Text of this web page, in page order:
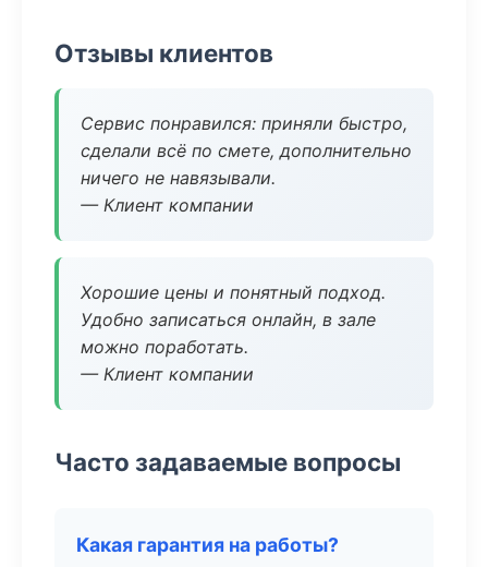
Отзывы клиентов
Сервис понравился: приняли быстро,
сделали всё по смете, дополнительно
ничего не навязывали.
— Клиент компании
Хорошие цены и понятный подход.
Удобно записаться онлайн, в зале
можно поработать.
— Клиент компании
Часто задаваемые вопросы
Какая гарантия на работы?